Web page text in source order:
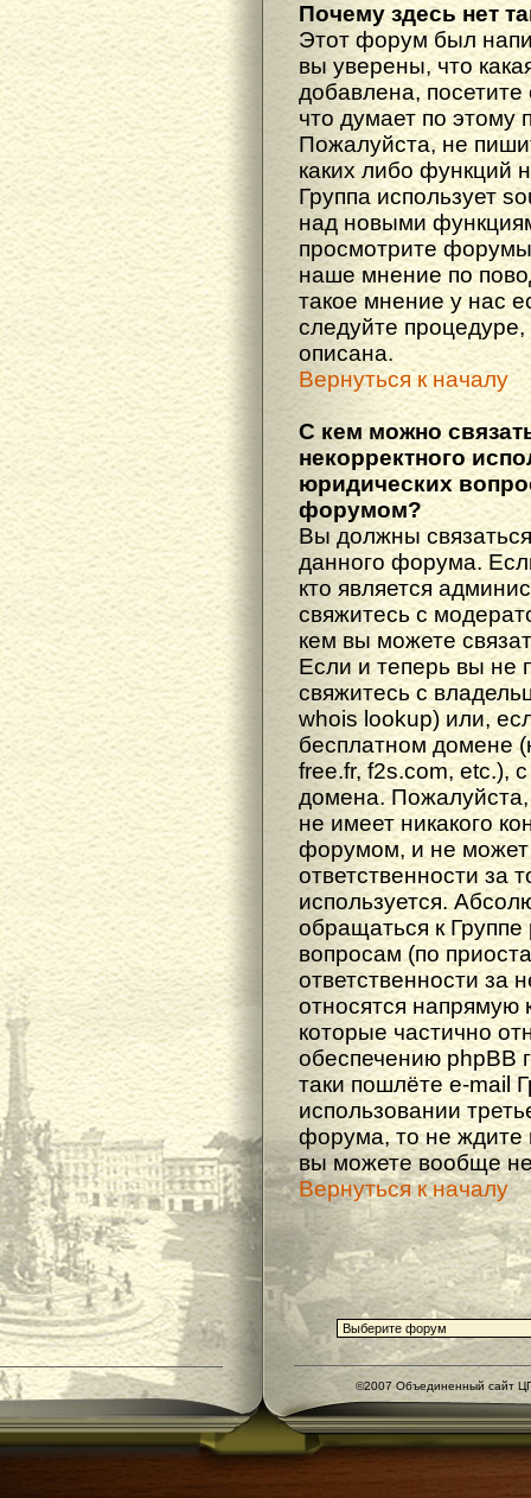
Почему здесь нет
Этот форум был
вы уверены, что
добавлена,
что думает по этому
Пожалуйста, не
каких либо функций
Группа использует
над новыми
просмотрите
наше мнение по
такое мнение у нас
следуйте процедуре,
описана.
Вернуться к началу
С кем можно
некорректного
юридических
форумом?
Вы должны
данного форума.
кто является
свяжитесь с
кем вы можете
Если и теперь вы не
свяжитесь с
whois lookup) или,
бесплатном домене
free.fr, f2s.com, etc.),
домена. Пожалуйста,
не имеет никакого
форумом, и не может
ответственности за
используется.
обращаться к
вопросам (по
ответственности за
относятся напрямую
которые частично
обеспечению phpBB
таки пошлёте e-mail
использовании
форума, то не ждите
вы можете вообще не
Вернуться к началу
©2007 Объединенный сайт